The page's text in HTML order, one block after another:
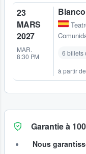
23
MARS
2027
MAR.
8:30 PM
6 billets
à partir de
Garantie à
Nous